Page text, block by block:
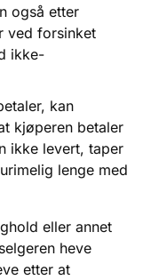
også etter
ved forsinket
ikke-
kan
kjøperen betaler
ikke levert, taper
lenge med
eller annet
heve
etter at